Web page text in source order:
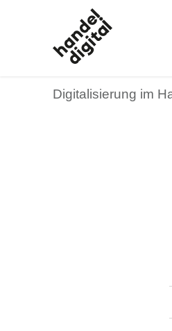
Digitalisierung im